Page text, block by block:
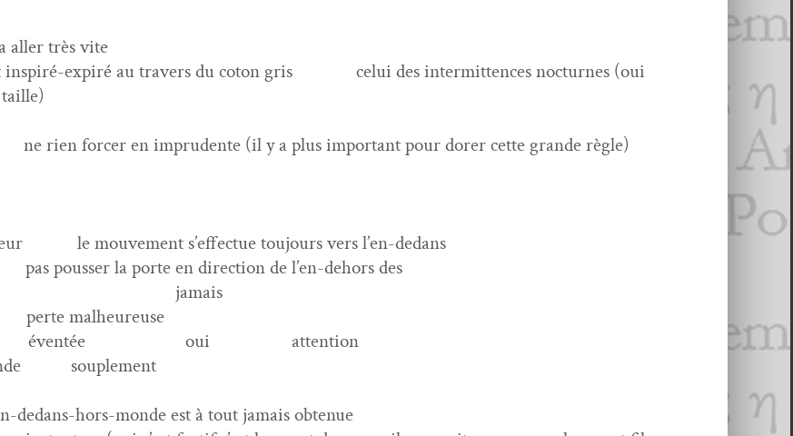
aller très vite
expiré au tra­vers du coton gris
celui des inter­mit­tences noc­turnes (oui
rien forcer en impru­dente (il y a plus impor­tant pour dor­er cette grande règle)
le mou­ve­ment s’effectue tou­jours vers l’en-dedans
pouss­er la porte en direc­tion de l’en-dehors des
perte mal­heureuse
éven­tée
oui
atten­tion
sou­ple­ment
dedans-hors-monde est à tout jamais obtenue